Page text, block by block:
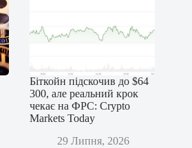
Біткойн підскочив до $64
300, але реальний крок
чекає на ФРС: Crypto
Markets Today
29 Липня, 2026